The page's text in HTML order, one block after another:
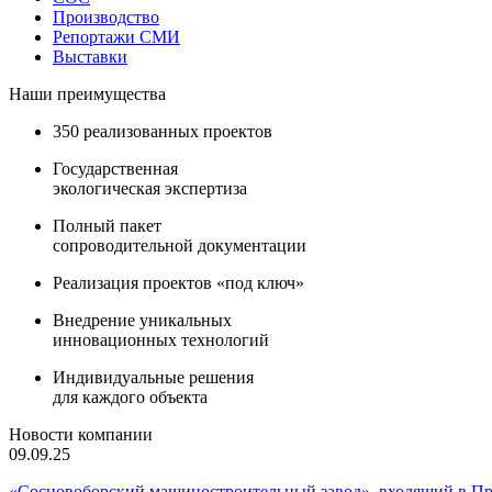
Производство
Репортажи СМИ
Выставки
Наши преимущества
350 реализованных проектов
Государственная
экологическая экспертиза
Полный пакет
сопроводительной документации
Реализация проектов «под ключ»
Внедрение уникальных
инновационных технологий
Индивидуальные решения
для каждого объекта
Новости компании
09.09.25